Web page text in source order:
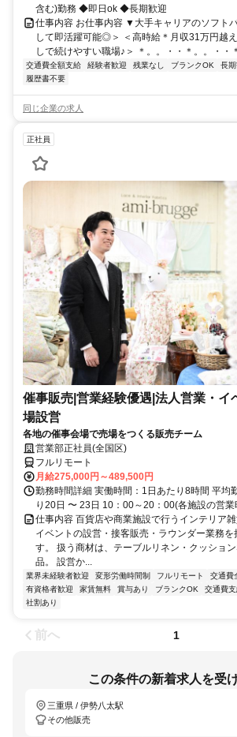
含む)勤務 ◆即日ok ◆長期歓迎
仕事内容 お仕事内容 ▼大手キャリアのソフト
して即活躍可能◎＞ ＜高時給＊月収31万円越
しで続けやすい職場♪＞ ＊。。・・＊。。・・
交通費全額支給 経験者歓迎 残業なし ブランクOK 長
履歴書不要
同じ企業の求人
正社員
催事販売|営業経験優遇|法人営業・イ
場設営
各地の催事会場で売場をつくる販売チーム
営業部正社員(全国区)
フルリモート
月給275,000円～489,500円
勤務時間詳細 実働時間：1日あたり8時間 平均
り20日 〜 23日 10：00～20：00(各施設の営
仕事内容 百貨店や商業施設で行うインテリア雑
イベントの設営・接客販売・ラウンダー業務を
す。 扱う商材は、テーブルリネン・クッショ
品。 設営か...
業界未経験者歓迎 変形労働時間制 フルリモート 交通費
有資格者歓迎
家賃無料 賞与あり ブランクOK 交通費
社割あり
前へ 1
この条件の新着求人を受
三重県 / 伊勢八太駅
その他販売